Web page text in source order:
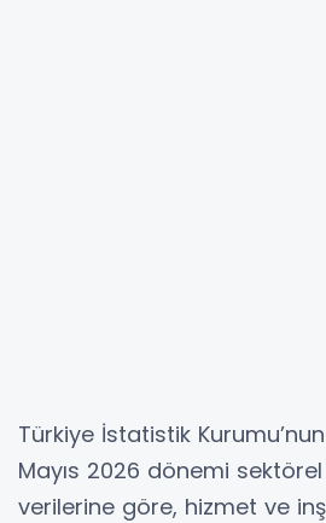
Türkiye İstatistik Kurumu’nun
Mayıs 2026 dönemi
verilerine göre, hizmet ve